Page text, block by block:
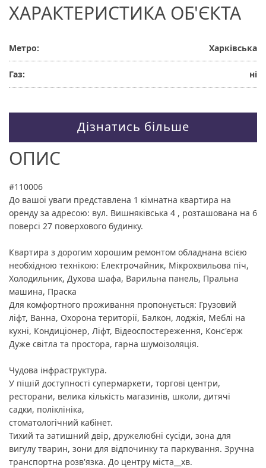
ХАРАКТЕРИСТИКА ОБ'ЄКТА
Метро: Харківська
Газ: ні
Дізнатись більше
ОПИС
#110006
До вашої уваги представлена 1 кімнатна квартира на
оренду за адресою: вул. Вишняківська 4 , розташована на 6
поверсі 27 поверхового будинку.
Квартира з дорогим хорошим ремонтом обладнана всією
необхідною технікою: Електрочайник, Мікрохвильова піч,
Холодильник, Духова шафа, Варильна панель, Пральна
машина, Праска
Для комфортного проживання пропонується: Грузовий
ліфт, Ванна, Охорона території, Балкон, лоджія, Меблі на
кухні, Кондиціонер, Ліфт, Відеоспостереження, Конс'ерж
Дуже світла та простора, гарна шумоізоляція.
Чудова інфраструктура.
У пішій доступності супермаркети, торгові центри,
ресторани, велика кількість магазинів, школи, дитячі
садки, поліклініка,
стоматологічний кабінет.
Тихий та затишний двір, дружелюбні сусіди, зона для
вигулу тварин, зони для відпочинку та паркування. Зручна
транспортна розв'язка. До центру міста__хв.